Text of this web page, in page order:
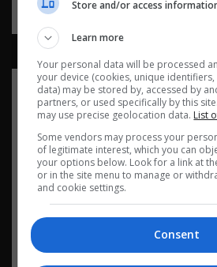
Store and/or access
Learn more
Your personal data will be processed
your device (cookies, unique
data) may be stored by, accessed by
partners, or used specifically by this
may use precise geolocation data. List
Some vendors may process your
of legitimate interest, which you can
your options below. Look for a link at
or in the site menu to manage or
and cookie settings.
Consent